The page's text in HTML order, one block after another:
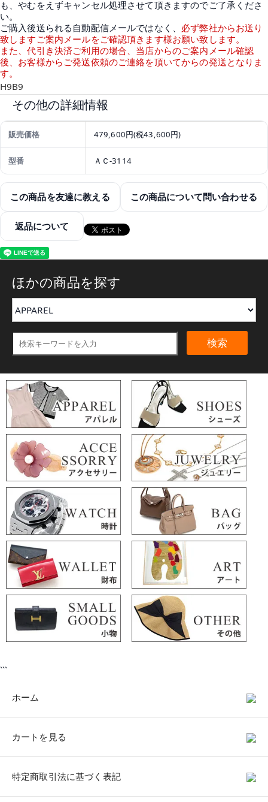
も、やむをえずキャンセル処理させて頂きますのでご了承くださ
い。
ご購入後送られる自動配信メールではなく、 必ず弊社からお送り
致しますご案内メールをご確認頂きます様お願い致します。
また、代引き決済ご利用の場合、当店からのご案内メール確認
後、お客様からご発送依頼のご連絡を頂いてからの発送となりま
す。
H9B9
その他の詳細情報
販売価格 479,600円(税43,600円)
型番 ＡＣ-3114
この商品を友達に教える この商品について問い合わせる
返品について
ほかの商品を探す
検索
```
ホーム
カートを見る
特定商取引法に基づく表記